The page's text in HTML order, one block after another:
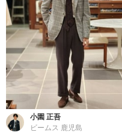
小園 正吾
ビームス 鹿児島